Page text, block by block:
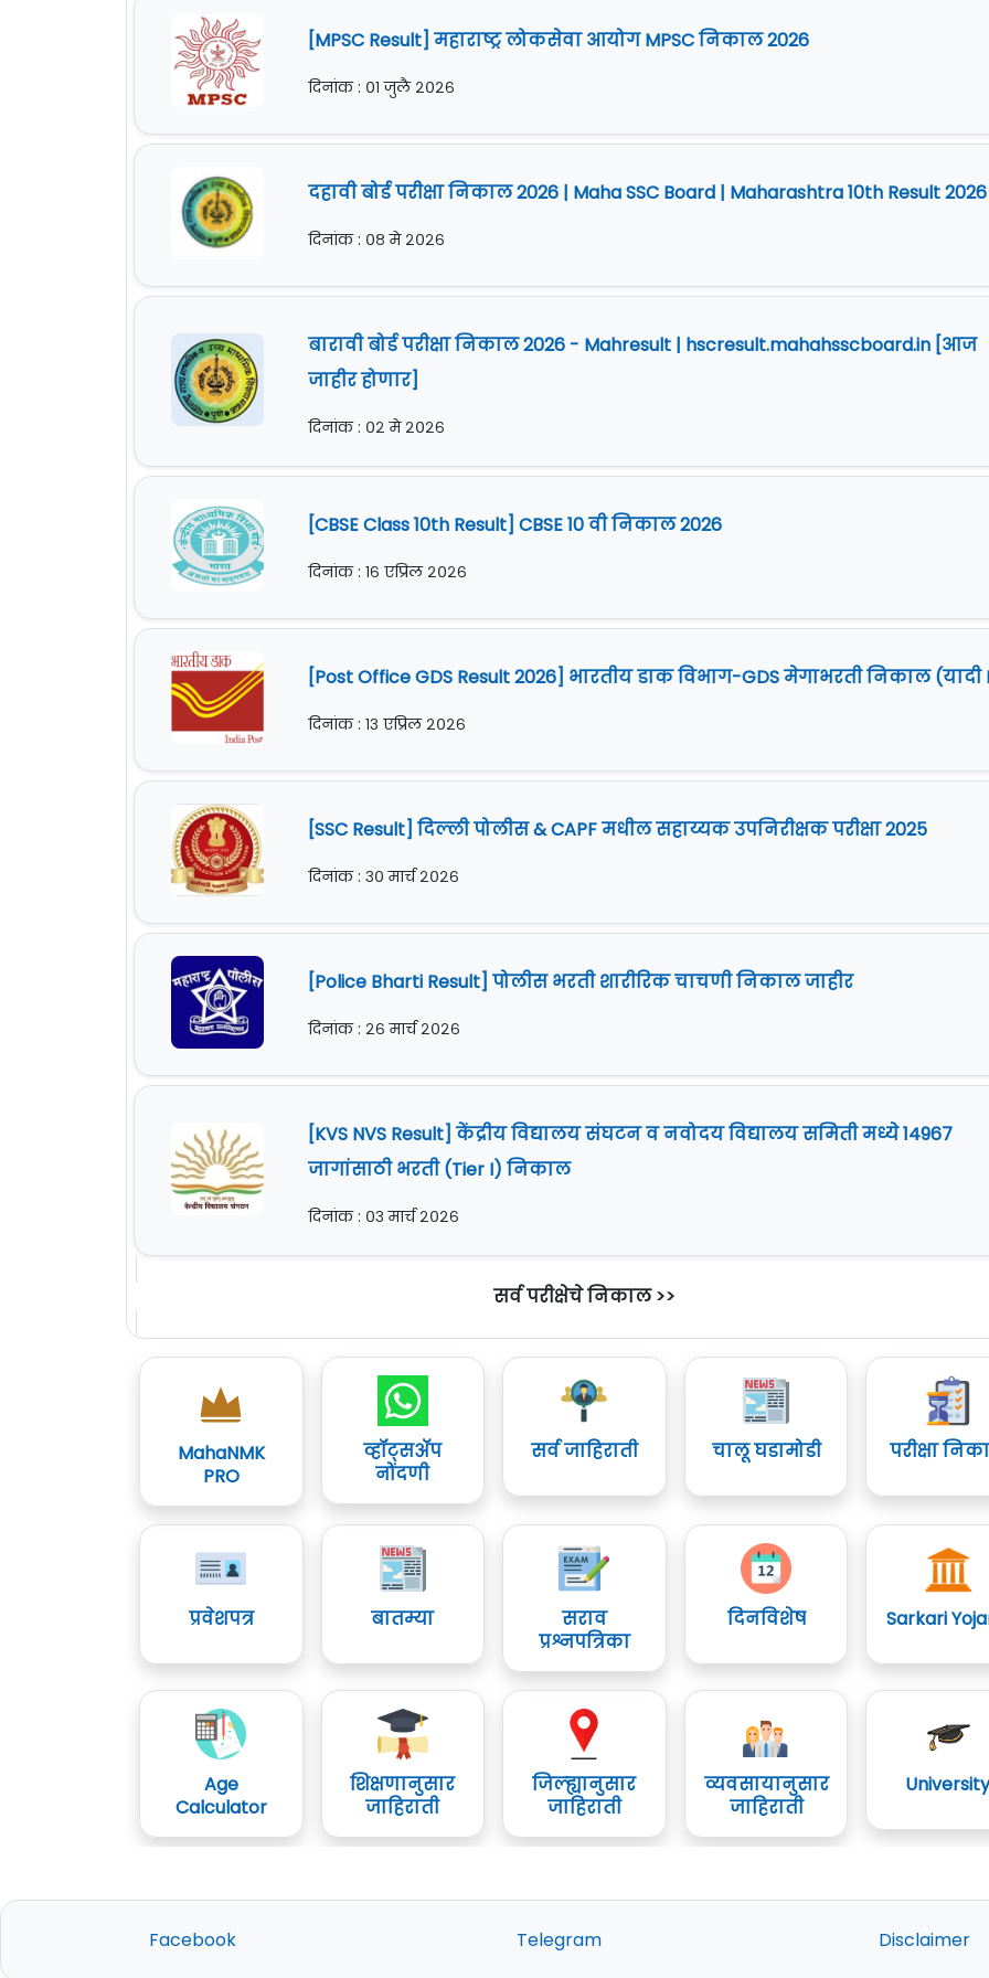
[MPSC Result] महाराष्ट्र लोकसेवा आयोग MPSC निकाल 2026
दिनांक : ०१ जुलै २०२६
दहावी बोर्ड परीक्षा निकाल 2026 | Maha SSC Board | Maharashtra 10th Result 2026
दिनांक : ०८ मे २०२६
बारावी बोर्ड परीक्षा निकाल 2026 - Mahresult | hscresult.mahahsscboard.in [आज
जाहीर होणार]
दिनांक : ०२ मे २०२६
[CBSE Class 10th Result] CBSE 10 वी निकाल 2026
दिनांक : १६ एप्रिल २०२६
[Post Office GDS Result 2026] भारतीय डाक विभाग-GDS मेगाभरती निकाल (यादी
दिनांक : १३ एप्रिल २०२६
[SSC Result] दिल्ली पोलीस & CAPF मधील सहाय्यक उपनिरीक्षक परीक्षा 2025
दिनांक : ३० मार्च २०२६
[Police Bharti Result] पोलीस भरती शारीरिक चाचणी निकाल जाहीर
दिनांक : २६ मार्च २०२६
[KVS NVS Result] केंद्रीय विद्यालय संघटन व नवोदय विद्यालय समिती मध्ये 14967
जागांसाठी भरती (Tier I) निकाल
दिनांक : ०३ मार्च २०२६
सर्व परीक्षेचे निकाल >>
MahaNMK
PRO
व्हॉट्सॲप
नोंदणी
सर्व जाहिराती चालू घडामोडी परीक्षा
प्रवेशपत्र बातम्या
सराव
प्रश्नपत्रिका
दिनविशेष Sarkari
Age
Calculator
शिक्षणानुसार
जाहिराती
जिल्ह्यानुसार
जाहिराती
व्यवसायानुसार
जाहिराती
Facebook Telegram Disclaimer